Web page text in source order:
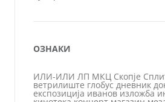
ОЗНАКИ
ИЛИ-ИЛИ ЛП МКЦ Скопје
ветрилиште глобус дневник
експозиција иванов изложба